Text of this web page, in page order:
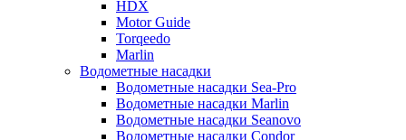
HDX
Motor Guide
Torqeedo
Marlin
Водометные насадки
Водометные насадки Sea-Pro
Водометные насадки Marlin
Водометные насадки Seanovo
Водометные насадки Condor